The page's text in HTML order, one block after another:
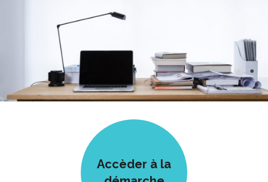
Accèder à la